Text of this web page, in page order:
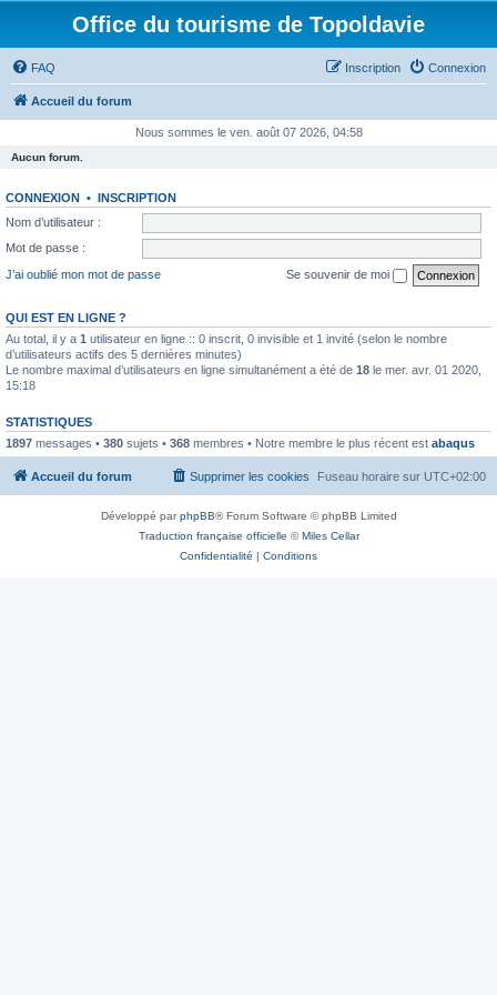
Office du tourisme de Topoldavie
FAQ Connexion
Inscription
Accueil du forum
Nous sommes le ven. août 07 2026, 04:58
Aucun forum.
CONNEXION • INSCRIPTION
Nom d’utilisateur :
Mot de passe :
J’ai oublié mon mot de passe
Se souvenir de moi
QUI EST EN LIGNE ?
Au total, il y a 1 utilisateur en ligne :: 0 inscrit, 0 invisible et 1 invité (selon le nombre
d’utilisateurs actifs des 5 dernières minutes)
Le nombre maximal d’utilisateurs en ligne simultanément a été de 18 le mer. avr. 01 2020,
15:18
STATISTIQUES
1897 messages • 380 sujets • 368 membres • Notre membre le plus récent est abaqus
Accueil du forum Fuseau horaire sur UTC+02:00
Supprimer les cookies
Développé parphpBB® Forum Software © phpBB Limited
Traduction française officielle ©Miles Cellar
Confidentialité | Conditions